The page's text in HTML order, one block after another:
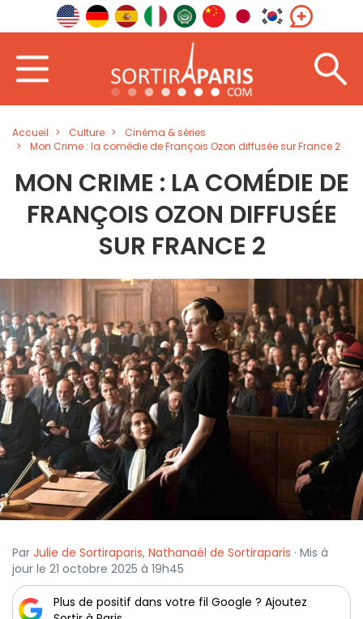
Accueil Culture
Cinéma & séries
Mon Crime : la comédie de François Ozon diffusée sur France 2
MON CRIME : LA COMÉDIE DE
FRANÇOIS OZON DIFFUSÉE
SUR FRANCE 2
Par Julie de Sortiraparis, Nathanaël de Sortiraparis · Mis à
jour le 21 octobre 2025 à 19h45
Plus de positif dans votre fil Google ? Ajoutez